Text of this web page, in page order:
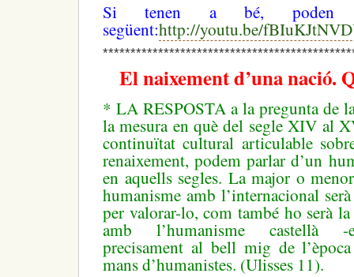
Si tenen a bé, poden
següent:http://youtu.be/
El naixement d’una nació.
* LA RESPOSTA a la pregunta de
la mesura en què del segle XIV al
continuïtat cultural articulable
renaixement, podem parlar d’un
en aquells segles. La major o
humanisme amb l’internacional
per valorar-lo, com també ho serà
amb l’humanisme castellà -
precisament al bell mig de
mans d’humanistes. (Ulisses 11).